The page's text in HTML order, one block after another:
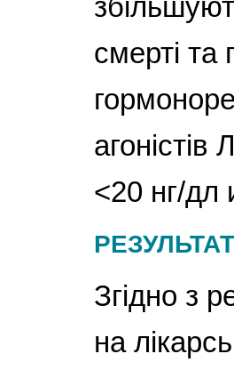
смерті
<20 нг/дл
Згідно з
на